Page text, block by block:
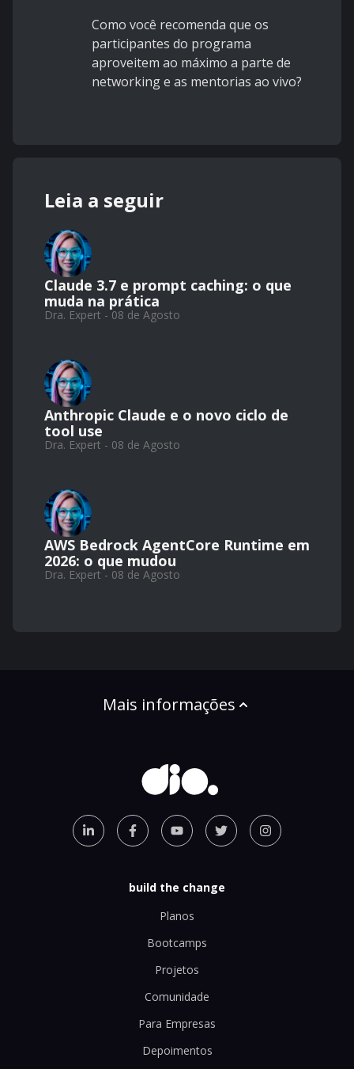
Como você recomenda que os
participantes do programa
aproveitem ao máximo a parte de
networking e as mentorias ao vivo?
Leia a seguir
Claude 3.7 e prompt caching: o que
muda na prática
Dra. Expert - 08 de Agosto
Anthropic Claude e o novo ciclo de
tool use
Dra. Expert - 08 de Agosto
AWS Bedrock AgentCore Runtime em
2026: o que mudou
Dra. Expert - 08 de Agosto
Mais informações
build the change
Planos
Bootcamps
Projetos
Comunidade
Para Empresas
Depoimentos